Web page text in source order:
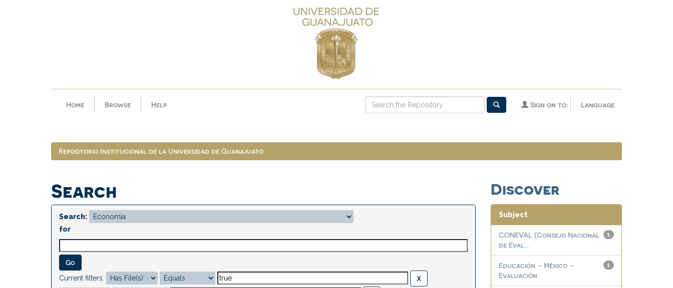
Home Browse Help Language
Sign on to:
Repositorio Institucional de la Universidad de Guanajuato
Search
Search:
for
Current filters:
Discover
Subject
1
CONEVAL (Consejo Nacional
de Eval...
1
Educación – México –
Evaluación